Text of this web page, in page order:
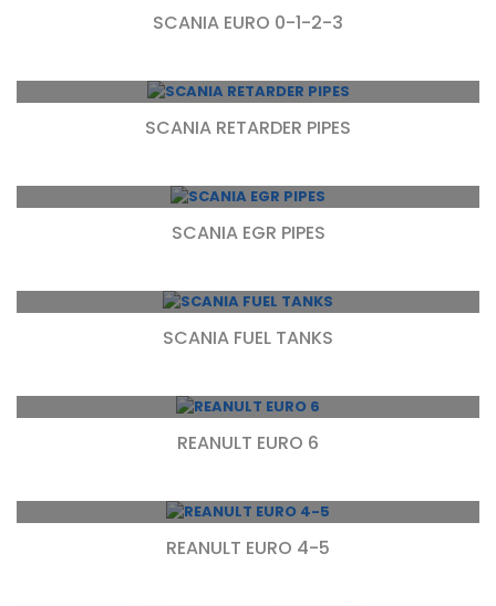
SCANIA EURO 0-1-2-3
SCANIA RETARDER PIPES
SCANIA EGR PIPES
SCANIA FUEL TANKS
REANULT EURO 6
REANULT EURO 4-5